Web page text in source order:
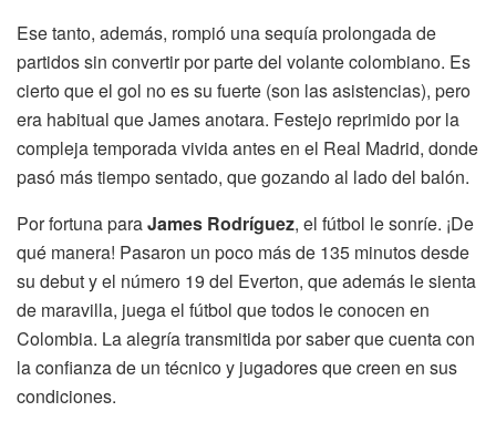
Ese tanto, además, rompió una sequía prolongada de
partidos sin convertir por parte del volante colombiano. Es
cierto que el gol no es su fuerte (son las asistencias), pero
era habitual que James anotara. Festejo reprimido por la
compleja temporada vivida antes en el Real Madrid, donde
pasó más tiempo sentado, que gozando al lado del balón.
Por fortuna paraJames Rodríguez, el fútbol le sonríe. ¡De
qué manera! Pasaron un poco más de 135 minutos desde
su debut y el número 19 del Everton, que además le sienta
de maravilla, juega el fútbol que todos le conocen en
Colombia. La alegría transmitida por saber que cuenta con
la confianza de un técnico y jugadores que creen en sus
condiciones.